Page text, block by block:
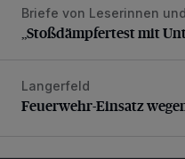
„Stoßdämpfertest mit
Briefe von Leserinnen
„Stoßdämpfertest mit
Feuerwehr-Einsatz
Langerfeld
Feuerwehr-Einsatz